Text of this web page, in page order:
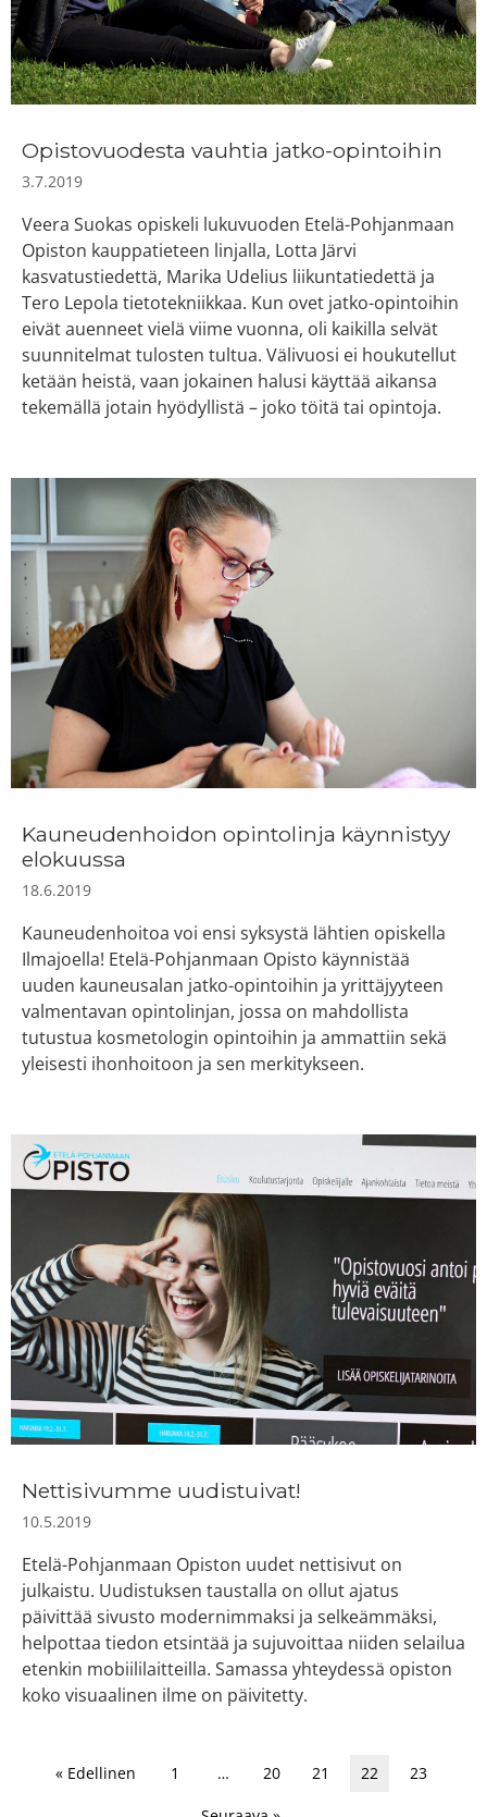
Opistovuodesta vauhtia jatko-opintoihin
3.7.2019
Veera Suokas opiskeli lukuvuoden Etelä-Pohjanmaan
Opiston kauppatieteen linjalla, Lotta Järvi
kasvatustiedettä, Marika Udelius liikuntatiedettä ja
Tero Lepola tietotekniikkaa. Kun ovet jatko-opintoihin
eivät auenneet vielä viime vuonna, oli kaikilla selvät
suunnitelmat tulosten tultua. Välivuosi ei houkutellut
ketään heistä, vaan jokainen halusi käyttää aikansa
tekemällä jotain hyödyllistä – joko töitä tai opintoja.
Kauneudenhoidon opintolinja käynnistyy
elokuussa
18.6.2019
Kauneudenhoitoa voi ensi syksystä lähtien opiskella
Ilmajoella! Etelä-Pohjanmaan Opisto käynnistää
uuden kauneusalan jatko-opintoihin ja yrittäjyyteen
valmentavan opintolinjan, jossa on mahdollista
tutustua kosmetologin opintoihin ja ammattiin sekä
yleisesti ihonhoitoon ja sen merkitykseen.
Nettisivumme uudistuivat!
10.5.2019
Etelä-Pohjanmaan Opiston uudet nettisivut on
julkaistu. Uudistuksen taustalla on ollut ajatus
päivittää sivusto modernimmaksi ja selkeämmäksi,
helpottaa tiedon etsintää ja sujuvoittaa niiden selailua
etenkin mobiililaitteilla. Samassa yhteydessä opiston
koko visuaalinen ilme on päivitetty.
« Edellinen 1 … 20 21 22 23